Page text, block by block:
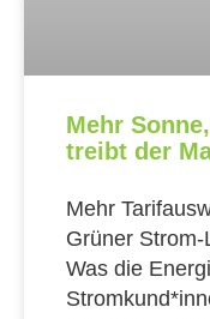
Mehr
treibt der
Mehr
Grüner
Was die